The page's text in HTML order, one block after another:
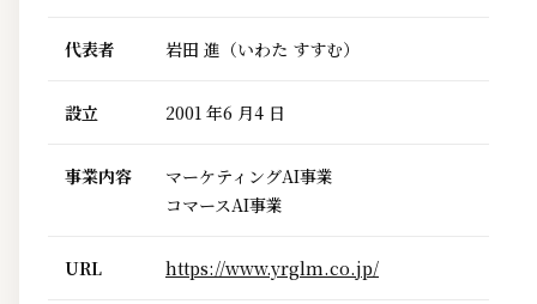
代表者 岩田 進（いわた すすむ）
設立 2001 年6 月4 日
事業内容
マーケティングAI事業
コマースAI事業
URL https://www.yrglm.co.jp/